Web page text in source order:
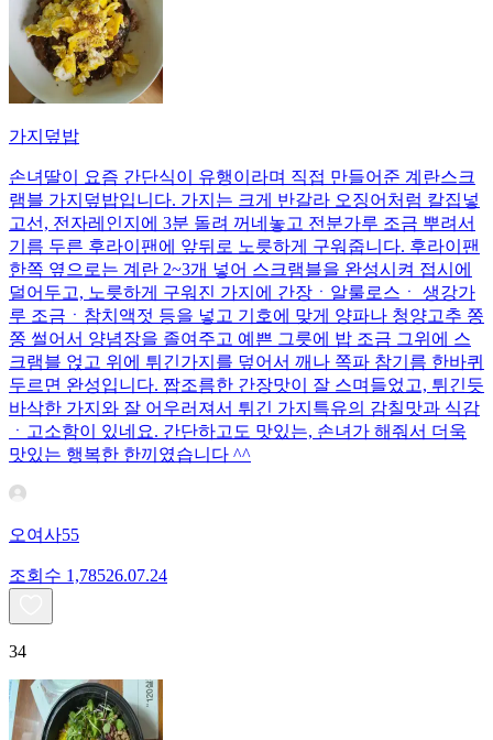
가지덮밥
손녀딸이 요즘 간단식이 유행이라며 직접 만들어준 계란스크
램블 가지덮밥입니다. 가지는 크게 반갈라 오징어처럼 칼집넣
고선, 전자레인지에 3분 돌려 꺼네놓고 전분가루 조금 뿌려서
기름 두른 후라이팬에 앞뒤로 노릇하게 구워줍니다. 후라이팬
한쪽 옆으로는 계란 2~3개 넣어 스크램블을 완성시켜 접시에
덜어두고, 노릇하게 구워진 가지에 간장ㆍ알룰로스ㆍ 생강가
루 조금ㆍ참치액젓 등을 넣고 기호에 맞게 양파나 청양고추 쫑
쫑 썰어서 양념장을 졸여주고 예쁜 그릇에 밥 조금 그위에 스
크램블 얹고 위에 튀긴가지를 덮어서 깨나 쪽파 참기름 한바퀴
두르면 완성입니다. 짭조름한 간장맛이 잘 스며들었고, 튀긴듯
바삭한 가지와 잘 어우러져서 튀긴 가지특유의 감칠맛과 식감
ㆍ고소함이 있네요. 간단하고도 맛있는, 손녀가 해줘서 더욱
맛있는 행복한 한끼였습니다 ^^
오여사55
조회수 1,78526.07.24
34